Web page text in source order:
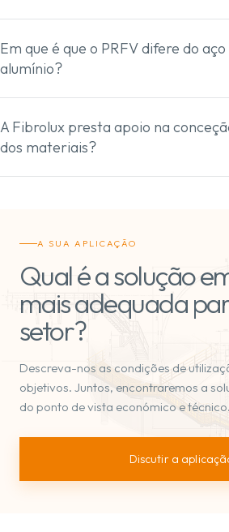
Em que é que o PRFV difere do aço
alumínio?
A Fibrolux presta apoio na
dos materiais?
A SUA APLICAÇÃO
Qual é a solução
mais adequada
setor?
Descreva-nos as condições de
objetivos. Juntos, encontraremos a
do ponto de vista económico e técnico.
Discutir a